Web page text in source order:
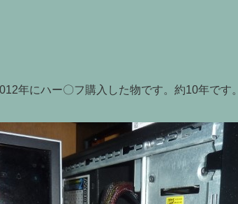
年にハー〇フ購入した物です。約10年です。